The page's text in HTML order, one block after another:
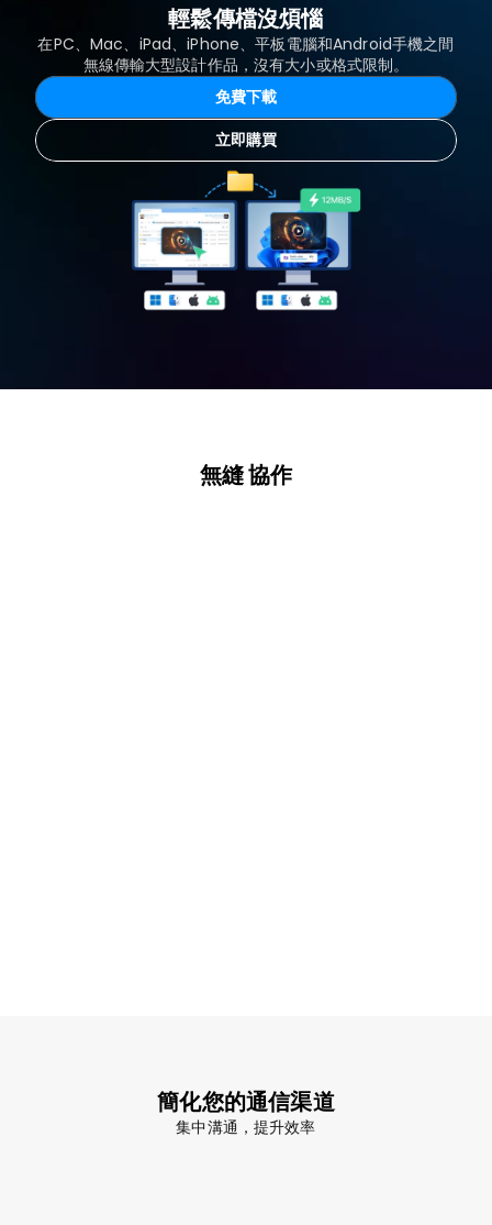
輕鬆傳檔沒煩惱
在PC、Mac、iPad、iPhone、平板電腦和Android手機之間
無線傳輸大型設計作品，沒有大小或格式限制。
免費下載
立即購買
無縫 協作
簡化您的通信渠道
集中溝通，提升效率